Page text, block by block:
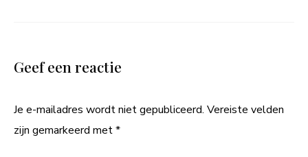
Geef een reactie
Je e-mailadres wordt niet gepubliceerd. Vereiste velden
zijn gemarkeerd met*